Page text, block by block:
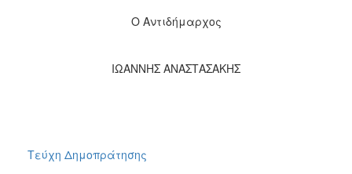
Ο Αντιδήμαρχος
ΙΩΑΝΝΗΣ ΑΝΑΣΤΑΣΑΚΗΣ
Τεύχη Δημοπράτησης